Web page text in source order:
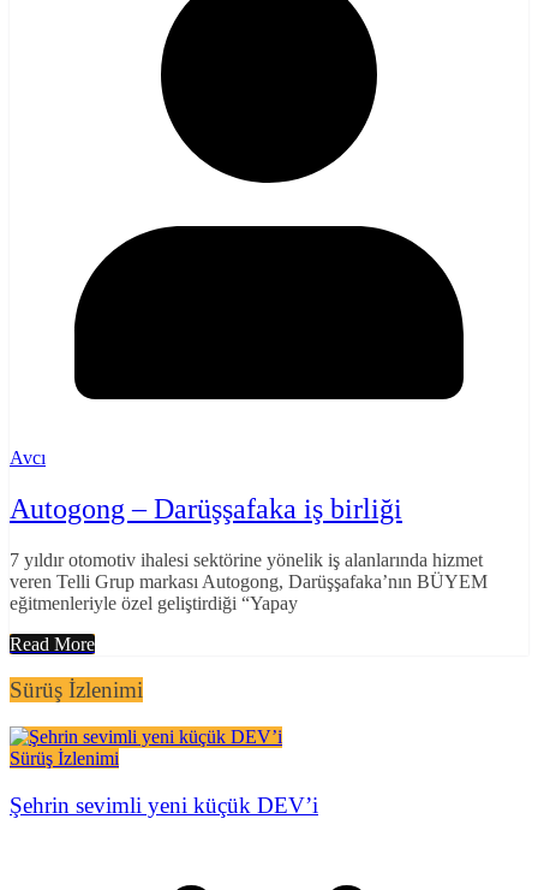
Avcı
Autogong – Darüşşafaka iş birliği
7 yıldır otomotiv ihalesi sektörine yönelik iş alanlarında hizmet
veren Telli Grup markası Autogong, Darüşşafaka’nın BÜYEM
eğitmenleriyle özel geliştirdiği “Yapay
Read More
Sürüş İzlenimi
Sürüş İzlenimi
Şehrin sevimli yeni küçük DEV’i